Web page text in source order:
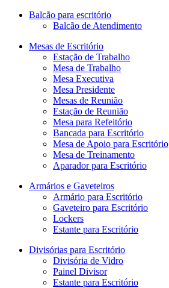
Balcão para escritório
Balcão de Atendimento
Mesas de Escritório
Estação de Trabalho
Mesa de Trabalho
Mesa Executiva
Mesa Presidente
Mesas de Reunião
Estação de Reunião
Mesa para Refeitório
Bancada para Escritório
Mesa de Apoio para Escritório
Mesa de Treinamento
Aparador para Escritório
Armários e Gaveteiros
Armário para Escritório
Gaveteiro para Escritório
Lockers
Estante para Escritório
Divisórias para Escritório
Divisória de Vidro
Painel Divisor
Estante para Escritório